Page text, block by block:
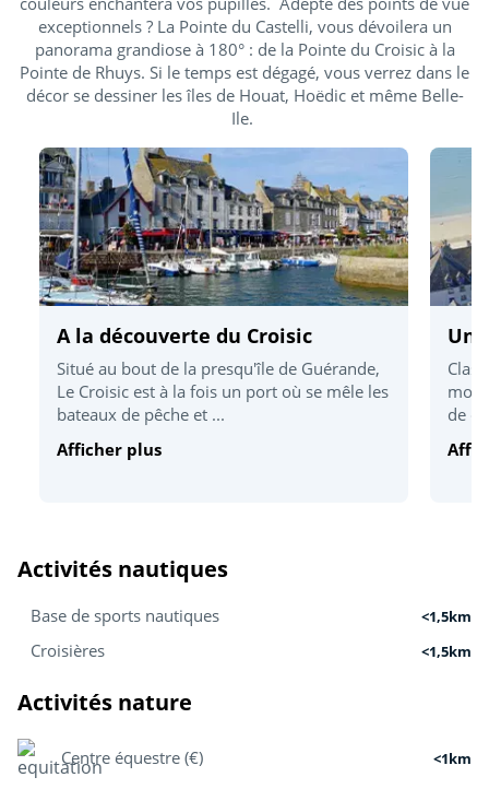
exceptionnels ? La Pointe du Castelli, vous dévoilera un
panorama grandiose à 180° : de la Pointe du Croisic à la
Pointe de Rhuys. Si le temps est dégagé, vous verrez dans le
décor se dessiner les îles de Houat, Hoëdic et même Belle-
Ile.
A la découverte du Croisic
Situé au bout de la presqu'île de Guérande,
Le Croisic est à la fois un port où se mêle les
bateaux de pêche et ...
Afficher plus
de
Activités nautiques
Base de sports nautiques <1,5km
Croisières <1,5km
Activités nature
Centre équestre (€) <1km